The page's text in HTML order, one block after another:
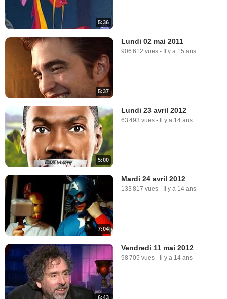
5:36
5:37
Lundi 02 mai 2011
906 612 vues - Il y a 15 ans
5:00
Lundi 23 avril 2012
63 493 vues - Il y a 14 ans
7:04
Mardi 24 avril 2012
133 817 vues - Il y a 14 ans
6:43
Vendredi 11 mai 2012
98 705 vues - Il y a 14 ans